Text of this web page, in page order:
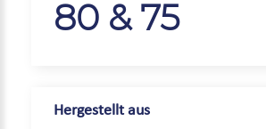
80 & 75
Hergestellt aus